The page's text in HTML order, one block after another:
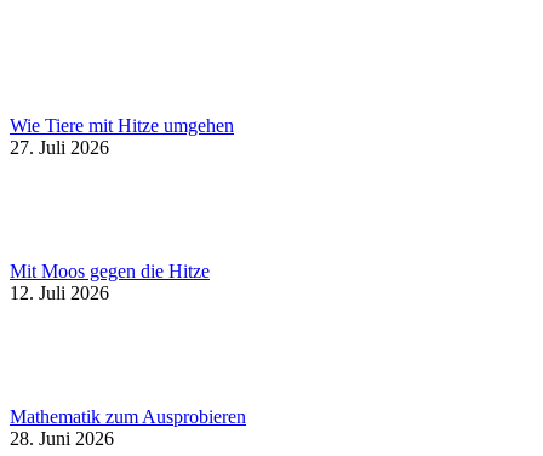
Wie Tiere mit Hitze umgehen
27. Juli 2026
Mit Moos gegen die Hitze
12. Juli 2026
Mathematik zum Ausprobieren
28. Juni 2026